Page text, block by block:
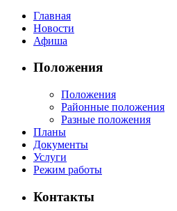
Главная
Новости
Афиша
Положения
Положения
Районные положения
Разные положения
Планы
Документы
Услуги
Режим работы
Контакты